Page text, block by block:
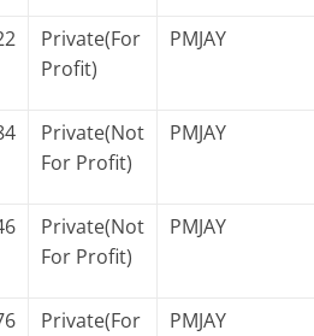
Private(For
Profit)
PMJAY
Private(Not
For Profit)
PMJAY
Private(Not
For Profit)
PMJAY
Private(For
PMJAY